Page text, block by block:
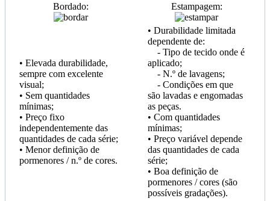
Bordado: Estampagem:
• Elevada durabilidade,
sempre com excelente
visual;
• Sem quantidades
mínimas;
• Preço fixo
independentemente das
quantidades de cada série;
• Menor definição de
pormenores / n.º de cores.
• Durabilidade limitada
dependente de:
- Tipo de tecido onde é
aplicado;
- N.º de lavagens;
- Condições em que
são lavadas e engomadas
as peças.
• Com quantidades
mínimas;
• Preço variável depende
das quantidades de cada
série;
• Boa definição de
pormenores / cores (são
possíveis gradações).